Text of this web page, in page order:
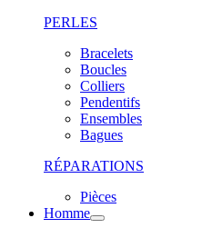
PERLES
Bracelets
Boucles
Colliers
Pendentifs
Ensembles
Bagues
RÉPARATIONS
Pièces
Homme